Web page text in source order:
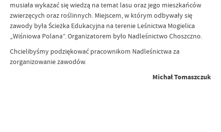
musiała wykazać się wiedzą na temat lasu oraz jego mieszkańców
zwierzęcych oraz roślinnych. Miejscem, w którym odbywały się
zawody była Ścieżka Edukacyjna na terenie Leśnictwa Mogielica
„Wiśniowa Polana”. Organizatorem było Nadleśnictwo Choszczno.
Chcielibyśmy podziękować pracownikom Nadleśnictwa za
zorganizowanie zawodów.
Michał Tomaszczuk